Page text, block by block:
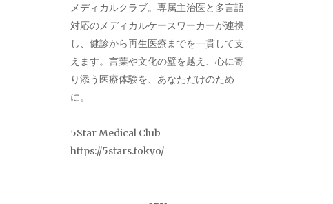
メディカルクラブ。専属主治医と多言語
対応のメディカルケースワーカーが連携
し、健診から再生医療までを一貫して支
えます。言葉や文化の壁を越え、心に寄
り添う医療体験を、あなただけのため
に。
5Star Medical Club
https://5stars.tokyo/